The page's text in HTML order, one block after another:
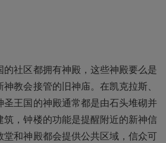
的社区都拥有神殿，这些神殿要么是
教会接管的旧神庙。在凯克拉斯、
王国的神殿通常都是由石头堆砌并
筑，钟楼的功能是提醒附近的新神信
和神殿都会提供公共区域，信众可